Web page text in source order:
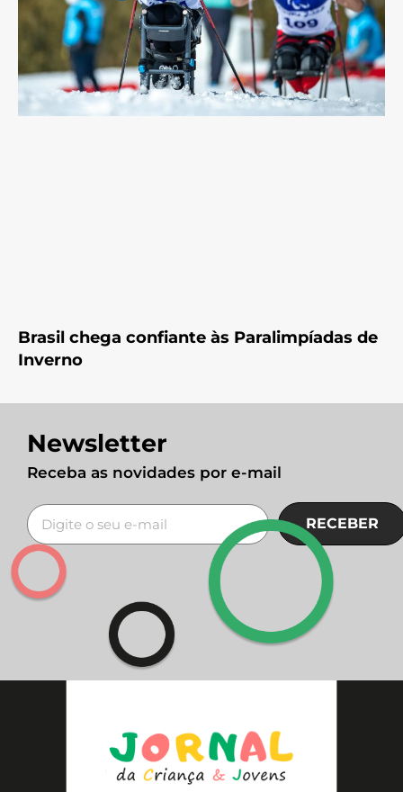
Brasil chega confiante às Paralimpíadas de
Inverno
Newsletter
Receba as novidades por e-mail
RECEBER